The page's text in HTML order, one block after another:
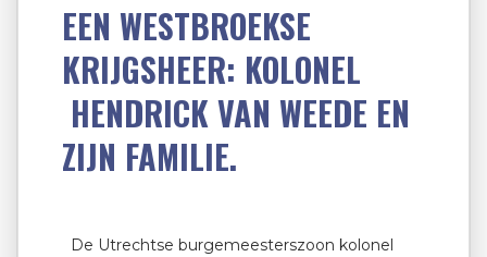
EEN WESTBROEKSE
KRIJGSHEER: KOLONEL
HENDRICK VAN WEEDE EN
ZIJN FAMILIE.
De Utrechtse burgemeesterszoon kolonel